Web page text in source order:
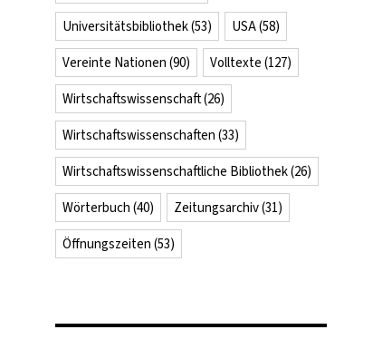
Universitätsbibliothek(53) USA(58)
Vereinte Nationen (90) Volltexte (127)
Wirtschaftswissenschaft(26)
Wirtschaftswissenschaften (33)
Wirtschaftswissenschaftliche Bibliothek(26)
Wörterbuch (40) Zeitungsarchiv(31)
Öffnungszeiten (53)